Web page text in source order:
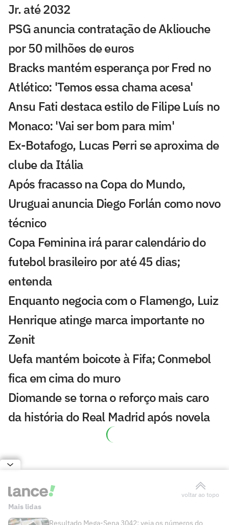
Jr. até 2032
PSG anuncia contratação de Akliouche
por 50 milhões de euros
Bracks mantém esperança por Fred no
Atlético: 'Temos essa chama acesa'
Ansu Fati destaca estilo de Filipe Luís no
Monaco: 'Vai ser bom para mim'
Ex-Botafogo, Lucas Perri se aproxima de
clube da Itália
Após fracasso na Copa do Mundo,
Uruguai anuncia Diego Forlán como novo
técnico
Copa Feminina irá parar calendário do
futebol brasileiro por até 45 dias;
entenda
Enquanto negocia com o Flamengo, Luiz
Henrique atinge marca importante no
Zenit
Uefa mantém boicote à Fifa; Conmebol
fica em cima do muro
Diomande se torna o reforço mais caro
da história do Real Madrid após novela
Rodri diz 'sim' ao Barcelona, e Real
Madrid leva chapéu de rival
Atlético de Madrid tem alvo com
dinheiro da venda de Almada
Yan Diomande é anunciado pelo Real